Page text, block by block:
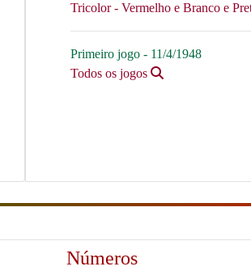
Tricolor - Vermelho e Branco e
Primeiro jogo - 11/4/1948
Todos os jogos
Números